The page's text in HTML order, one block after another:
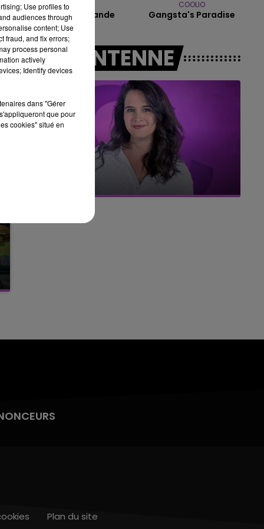
LE WEEK-END CHAMPAGNE FM
J'me Demande
COOLIO
Gangsta's Paradise
A L'ANTENNE
Le week-end Champagne FM
Plan du site
Use profiles to
audiences through
content; Use
fraud, and fix errors;
process personal
actively
Identify devices
dans "Gérer
que pour
cookies" situé en